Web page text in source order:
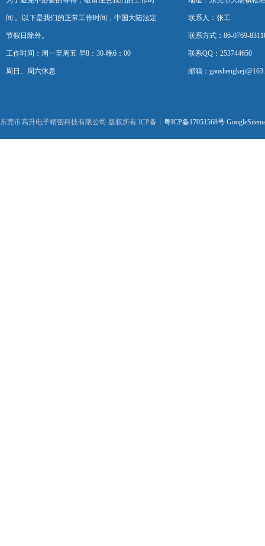
间 。以下是我们的正常工作时间，中国大陆法定
节假日除外。
工作时间：周一至周五 早8：30-晚6：00
周日、周六休息
联系人：张工
联系方式：86-0769-
联系QQ：253744650
邮箱：
东莞市高升电子精密科技有限公司 版权所有 ICP备： 粤ICP备17051568号